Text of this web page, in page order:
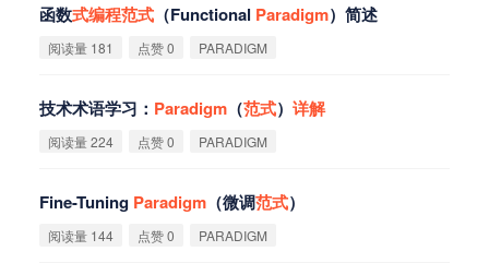
函数式编程范式 （Functional Paradigm）简述
阅读量 181 点赞 0 PARADIGM
技术术语学习： Paradigm （范式） 详解
阅读量 224 点赞 0 PARADIGM
Fine-Tuning Paradigm （微调范式）
阅读量 144 点赞 0 PARADIGM